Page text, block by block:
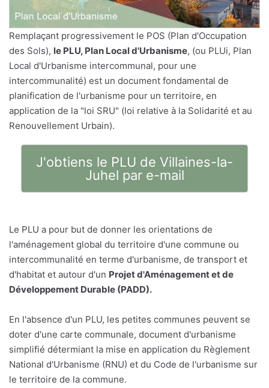
Remplaçant progressivement le POS (Plan d'Occupation
des Sols), le PLU, Plan Local d'Urbanisme, (ou PLUi, Plan
Local d'Urbanisme intercommunal, pour une
intercommunalité) est un document fondamental de
planification de l'urbanisme pour un territoire, en
application de la "loi SRU" (loi relative à la Solidarité et au
Renouvellement Urbain).
J'obtiens le PLU de Villaines-la-
Juhel par e-mail
Le PLU a pour but de donner les orientations de
l'aménagement global du territoire d'une commune ou
intercommunalité en terme d'urbanisme, de transport et
d'habitat et autour d'un Projet d'Aménagement et de
Développement Durable (PADD).
En l'absence d'un PLU, les petites communes peuvent se
doter d'une carte communale, document d'urbanisme
simplifié détermiant la mise en application du Règlement
National d'Urbanisme (RNU) et du Code de l'urbanisme sur
le territoire de la commune.